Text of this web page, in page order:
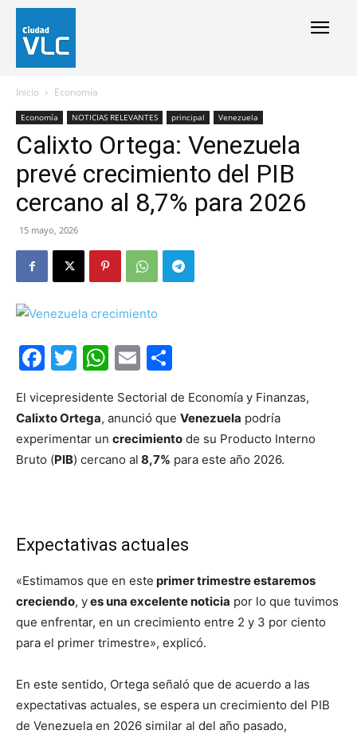
Inicio Economía
Economía NOTICIAS RELEVANTES principal Venezuela
Calixto Ortega: Venezuela
prevé crecimiento del PIB
cercano al 8,7% para 2026
15 mayo, 2026
Facebook
Twitter
WhatsApp
Email
El vicepresidente Sectorial de Economía y Finanzas,
Calixto Ortega, anunció que Venezuela podría
experimentar un crecimiento de su Producto Interno
Bruto (PIB) cercano al 8,7% para este año 2026.
Expectativas actuales
«Estimamos que en este primer trimestre estaremos
creciendo, yes una excelente noticia por lo que tuvimos
que enfrentar, en un crecimiento entre 2 y 3 por ciento
para el primer trimestre», explicó.
En este sentido, Ortega señaló que de acuerdo a las
expectativas actuales, se espera un crecimiento del PIB
de Venezuela en 2026 similar al del año pasado,